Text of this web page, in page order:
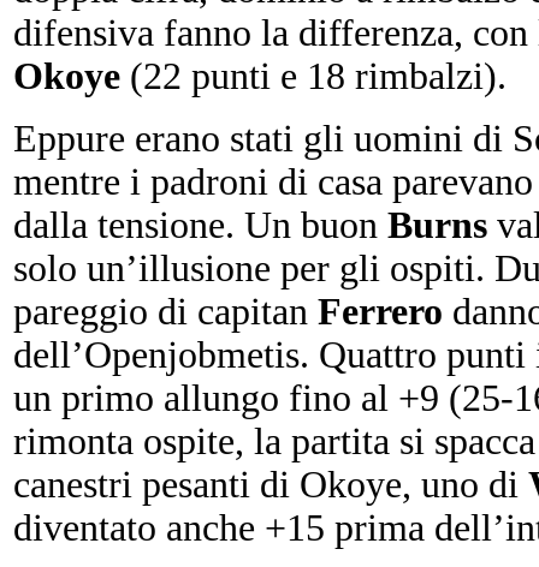
difensiva fanno la differenza,
Okoye (22 punti e 18 rimbalzi).
Eppure erano stati gli uomini di
mentre i padroni di casa
dalla tensione. Un buon Burns
solo un’illusione per gli ospiti.
pareggio di capitan Ferrero
dell’Openjobmetis. Quattro
un primo allungo fino al +9 (25-
rimonta ospite, la partita si
canestri pesanti di Okoye, uno di
diventato anche +15 prima